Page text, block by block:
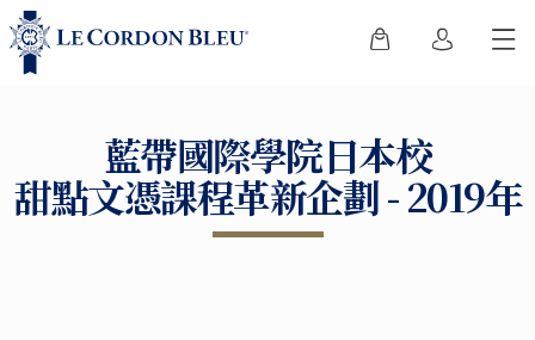
藍帶國際學院日本校
甜點文憑課程革新企劃 - 2019年